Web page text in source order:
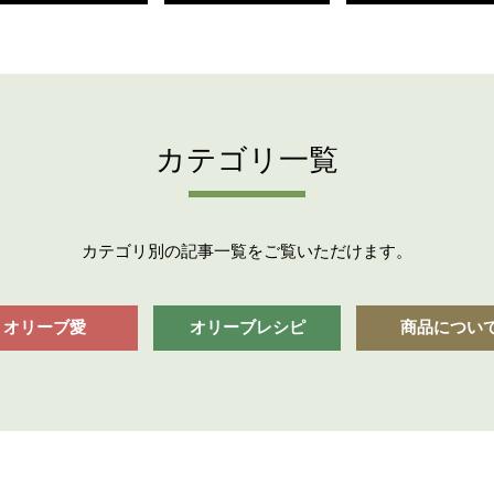
カテゴリ一覧
カテゴリ別の記事一覧をご覧いただけます。
オリーブ愛 オリーブレシピ 商品につい